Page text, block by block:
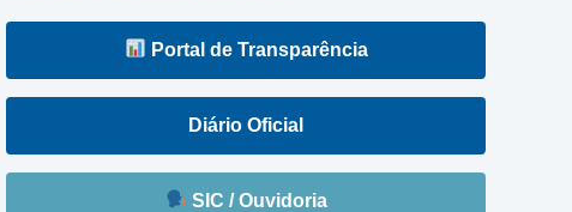
Portal de Transparência
Diário Oficial
SIC / Ouvidoria